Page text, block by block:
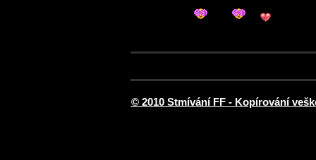
© 2010 Stmívání FF - Kopírování